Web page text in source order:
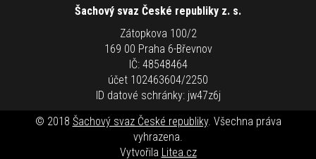
Šachový svaz České republiky z. s.
Zátopkova 100/2
169 00 Praha 6-Břevnov
IČ: 48548464
účet 102463604/2250
ID datové schránky: jw47z6j
© 2018 Šachový svaz České republiky. Všechna práva
vyhrazena.
Vytvořila Litea.cz